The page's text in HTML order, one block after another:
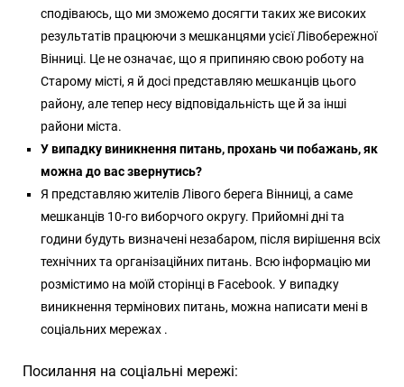
сподіваюсь, що ми зможемо досягти таких же високих
результатів працюючи з мешканцями усієї Лівобережної
Вінниці. Це не означає, що я припиняю свою роботу на
Старому місті, я й досі представляю мешканців цього
району, але тепер несу відповідальність ще й за інші
райони міста.
У випадку виникнення питань, прохань чи побажань, як
можна до вас звернутись?
Я представляю жителів Лівого берега Вінниці, а саме
мешканців 10-го виборчого округу. Прийомні дні та
години будуть визначені незабаром, після вирішення всіх
технічних та організаційних питань. Всю інформацію ми
розмістимо на моїй сторінці в Facebook. У випадку
виникнення термінових питань, можна написати мені в
соціальних мережах .
Посилання на соціальні мережі: